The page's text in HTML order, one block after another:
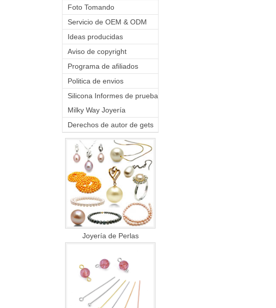
Foto Tomando
Servicio de OEM & ODM
Ideas producidas
Aviso de copyright
Programa de afiliados
Politica de envios
Silicona Informes de prueba
Milky Way Joyería
Derechos de autor de gets
Joyería de Perlas